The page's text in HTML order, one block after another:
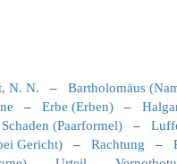
N. N. – Bartholomäus
– Erbe (Erben) –
(Paarformel) –
Gericht) – Rachtung –